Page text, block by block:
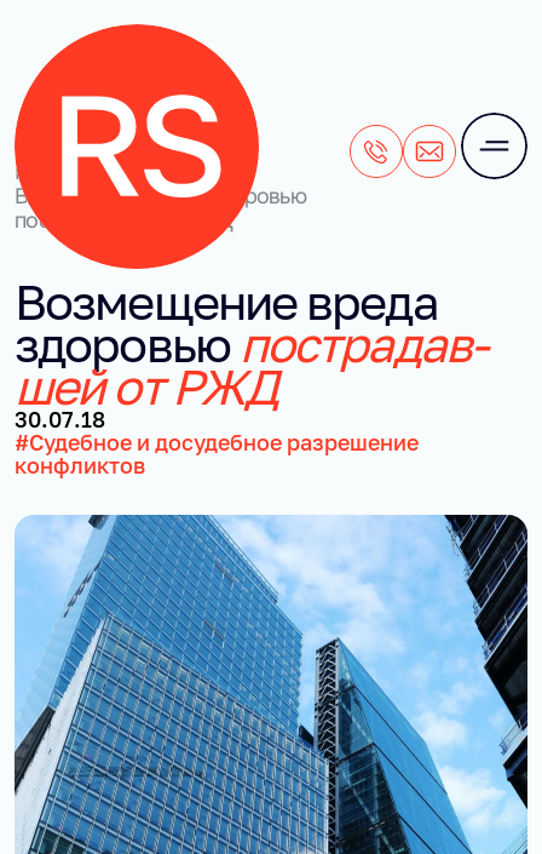
+7 (495) 106-28-71
Наши кейсы
Возмещение вреда здоровью
пострадавшей от РЖД
Воз­ме­ще­ние вре­да
здо­ро­вью по­стра­дав­
шей от РЖД
30.07.18
#Судебное и досудебное разрешение
конфликтов